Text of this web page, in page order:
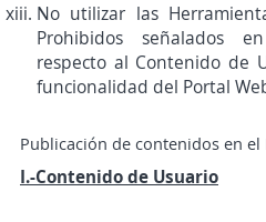
No utilizar las
Prohibidos señalados
respecto al Contenido de
funcionalidad del Portal
Publicación de contenidos en el
I.-Contenido de Usuario